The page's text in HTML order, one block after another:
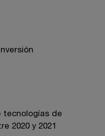
tecnologías de
2020 y 2021